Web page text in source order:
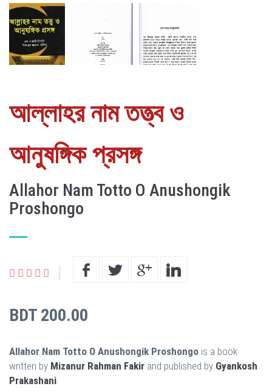
আল্লাহর নাম তত্ত্ব ও
আনুষঙ্গিক প্রসঙ্গ
Allahor Nam Totto O Anushongik
Proshongo
BDT 200.00
Allahor Nam Totto O Anushongik Proshongo is a book
written by Mizanur Rahman Fakir and published by Gyankosh
Prakashani